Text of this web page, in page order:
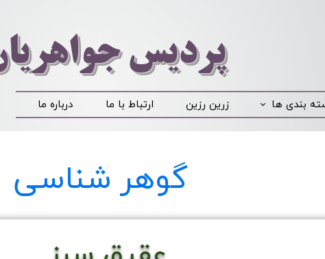
بندی ها زرین رزین ارتباط با ما درباره ما
​​​​پردیس
گوهر شناسی